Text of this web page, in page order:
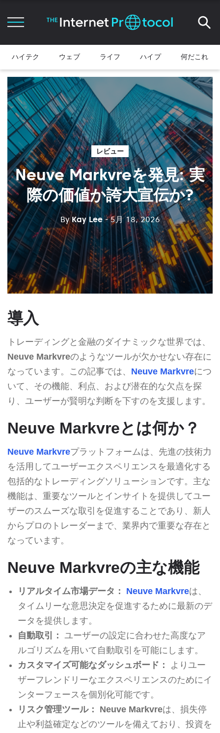
ハイテク ウェブ ライフ ハイプ 何だこれ
レビュー
Neuve Markvreを発見: 実
際の価値か誇大宣伝か?
ByKay Lee - 5月 18, 2026
導入
トレーディングと金融のダイナミックな世界では、
Neuve Markvreのようなツールが欠かせない存在に
なっています。この記事では、 Neuve Markvreにつ
いて、その機能、利点、および潜在的な欠点を探
り、ユーザーが賢明な判断を下すのを支援します。
Neuve Markvreとは何か？
Neuve Markvreプラットフォームは、先進の技術力
を活用してユーザーエクスペリエンスを最適化する
包括的なトレーディングソリューションです。主な
機能は、重要なツールとインサイトを提供してユー
ザーのスムーズな取引を促進することであり、新人
からプロのトレーダーまで、業界内で重要な存在と
なっています。
Neuve Markvreの主な機能
リアルタイム市場データ： Neuve Markvreは、
タイムリーな意思決定を促進するために最新のデ
ータを提供します。
自動取引：
ユーザーの設定に合わせた高度なア
ルゴリズムを用いて自動取引を可能にします。
カスタマイズ可能なダッシュボード：
よりユー
ザーフレンドリーなエクスペリエンスのためにイ
ンターフェースを個別化可能です。
リスク管理ツール：
Neuve Markvreは、損失停
止や利益確定などのツールを備えており、投資を